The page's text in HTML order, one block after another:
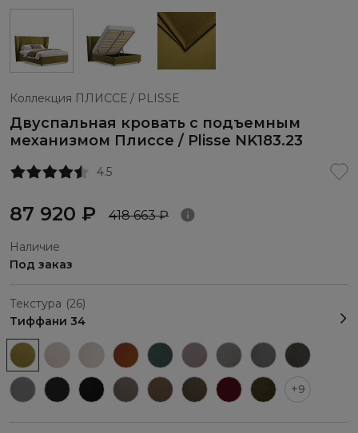
Коллекция ПЛИССЕ / PLISSE
Двуспальная кровать с подъемным
механизмом Плиссе / Plisse NK183.23
4.5
87 920 ₽ 418 663 ₽
Наличие
Под заказ
Текстура (26)
Тиффани 34
+9